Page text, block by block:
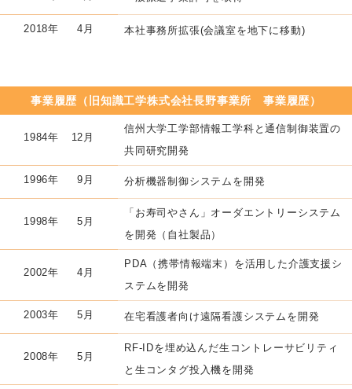
2018年 4月 本社事務所拡張(会議室を地下に移動)
事業履歴（旧知識工学株式会社長野事業所 事業履歴）
1984年 12月
信州大学工学部情報工学科と通信制御装置の
共同研究開発
1996年 9月 分析機器制御システムを開発
1998年 5月
「お寿司やさん」オーダエントリーシステム
を開発（自社製品）
2002年 4月
PDA（携帯情報端末）を活用した介護支援シ
ステムを開発
2003年 5月 在宅看護者向け遠隔看護システムを開発
2008年 5月
RF-IDを埋め込んだ生コントレーサビリティ
と生コンタグ投入機を開発